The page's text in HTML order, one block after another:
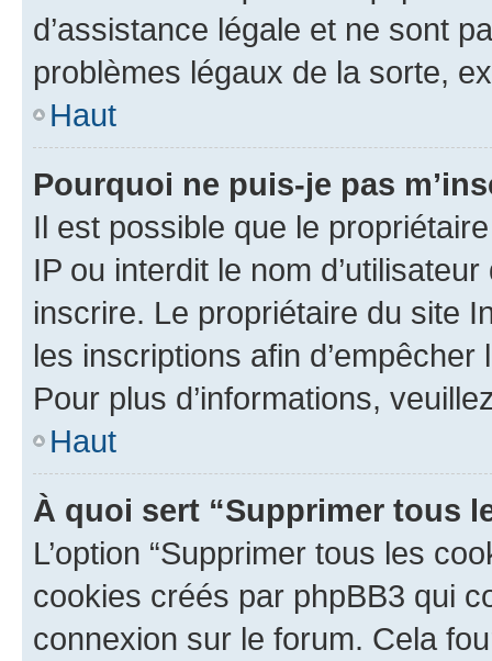
d’assistance légale et ne sont
problèmes légaux de la sorte,
Haut
Pourquoi ne puis-je pas
Il est possible que le
IP ou interdit le nom
inscrire. Le propriétaire du site
les inscriptions afin
Pour plus d’informations,
Haut
À quoi sert “Supprimer tous
L’option “Supprimer tous les
cookies créés par phpBB3 qui
connexion sur le forum. Cela